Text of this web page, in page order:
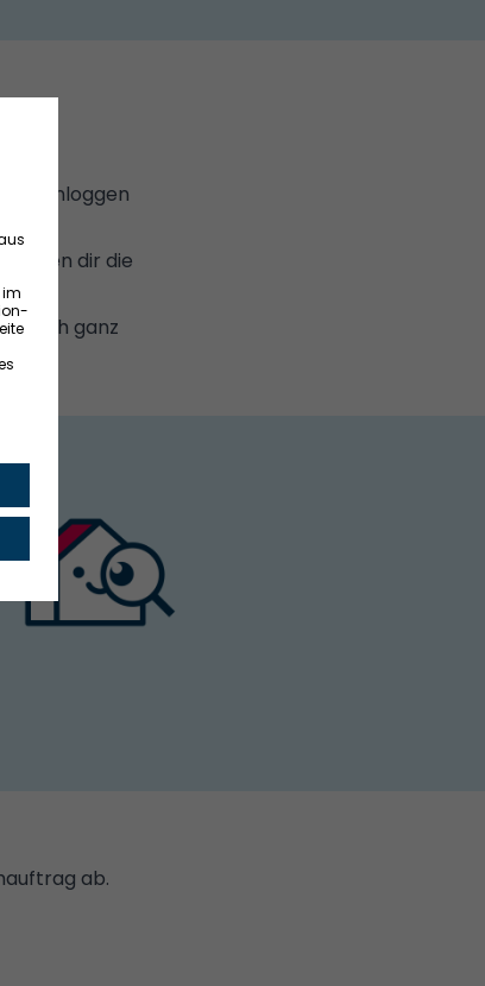
einloggen
dir die
auch ganz
ab.